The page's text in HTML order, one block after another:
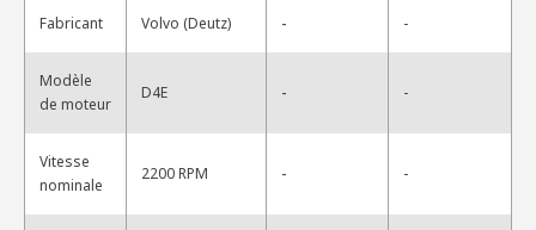
Fabricant Volvo (Deutz) - -
Modèle
de moteur
D4E - -
Vitesse
nominale
2200 RPM - -